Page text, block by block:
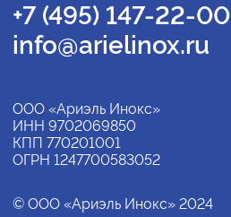
+7 (495) 147-22-00
info@arielinox.ru
ООО «Ариэль Инокс»
ИНН 9702069850
КПП 770201001
ОГРН 1247700583052
© ООО «Ариэль Инокс» 2024